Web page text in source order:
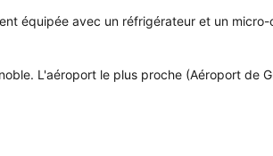
équipée avec un réfrigérateur et un micro-
L'aéroport le plus proche (Aéroport de